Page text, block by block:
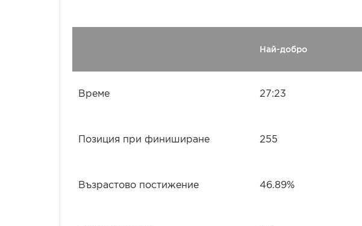
Най-добро
Време 27:23
Позиция при финиширане 255
Възрастово постижение 46.89%